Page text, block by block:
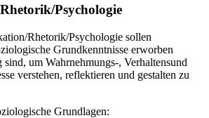
Psychologie
Rhetorik/Psychologie sollen
Grundkenntnisse erworben
um Wahrnehmungs-, Verhaltensund
verstehen, reflektieren und gestalten zu
Grundlagen: